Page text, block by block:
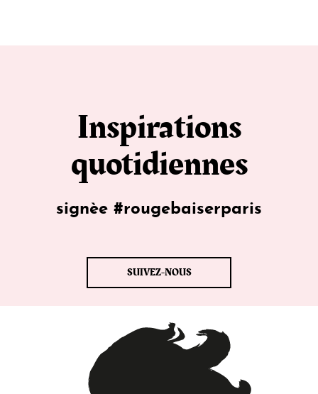
Inspirations
quotidiennes
signèe #rougebaiserparis
SUIVEZ-NOUS